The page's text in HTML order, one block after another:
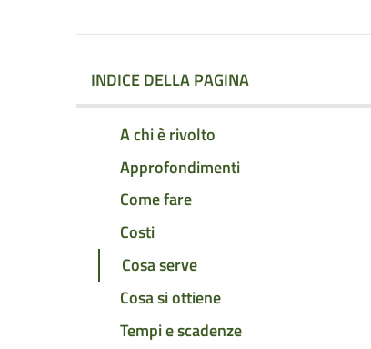
INDICE DELLA PAGINA
A chi è rivolto
Approfondimenti
Come fare
Costi
Cosa serve
Cosa si ottiene
Tempi e scadenze